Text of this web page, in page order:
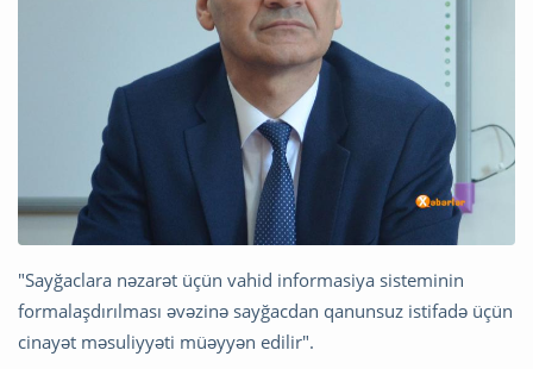
"Sayğaclara nəzarət üçün vahid informasiya sisteminin
formalaşdırılması əvəzinə sayğacdan qanunsuz istifadə üçün
cinayət məsuliyyəti müəyyən edilir".